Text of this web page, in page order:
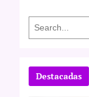
c
Destacadas